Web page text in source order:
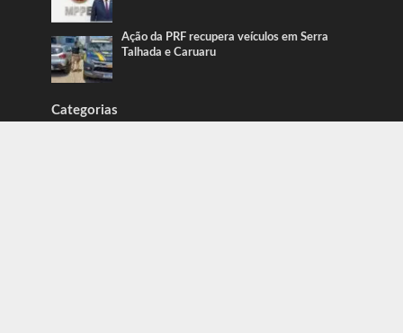
Ação da PRF recupera veículos em Serra
Talhada e Caruaru
Categorias